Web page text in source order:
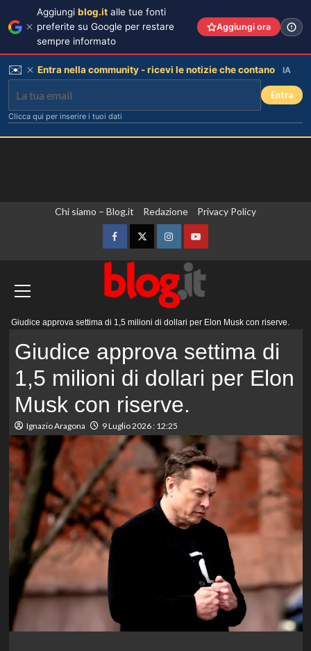
Chi siamo – Blog.it Redazione Privacy Policy
FacebookTwitterInstagramYouTube
Giudice approva settima di 1,5 milioni di dollari per Elon Musk con riserve.
Giudice approva settima di
1,5 milioni di dollari per Elon
Musk con riserve.
Ignazio Aragona 9 Luglio 2026 : 12:25
Aggiungi blog.it alle tue fonti
preferite su Google per restare
sempre informato
Aggiungi ora
✉️ Entra nella community - ricevi le notizie che contano IA
Entra
Clicca qui per inserire i tuoi dati